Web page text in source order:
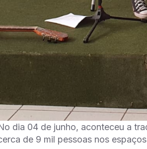
dia 04 de junho, aconteceu a
de 9 mil pessoas nos